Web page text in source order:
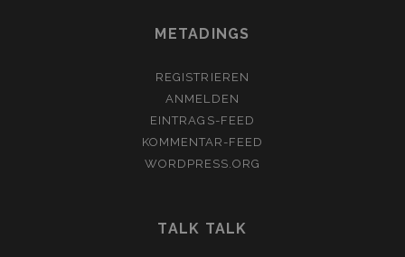
METADINGS
REGISTRIEREN
ANMELDEN
EINTRAGS-FEED
KOMMENTAR-FEED
WORDPRESS.ORG
TALK TALK